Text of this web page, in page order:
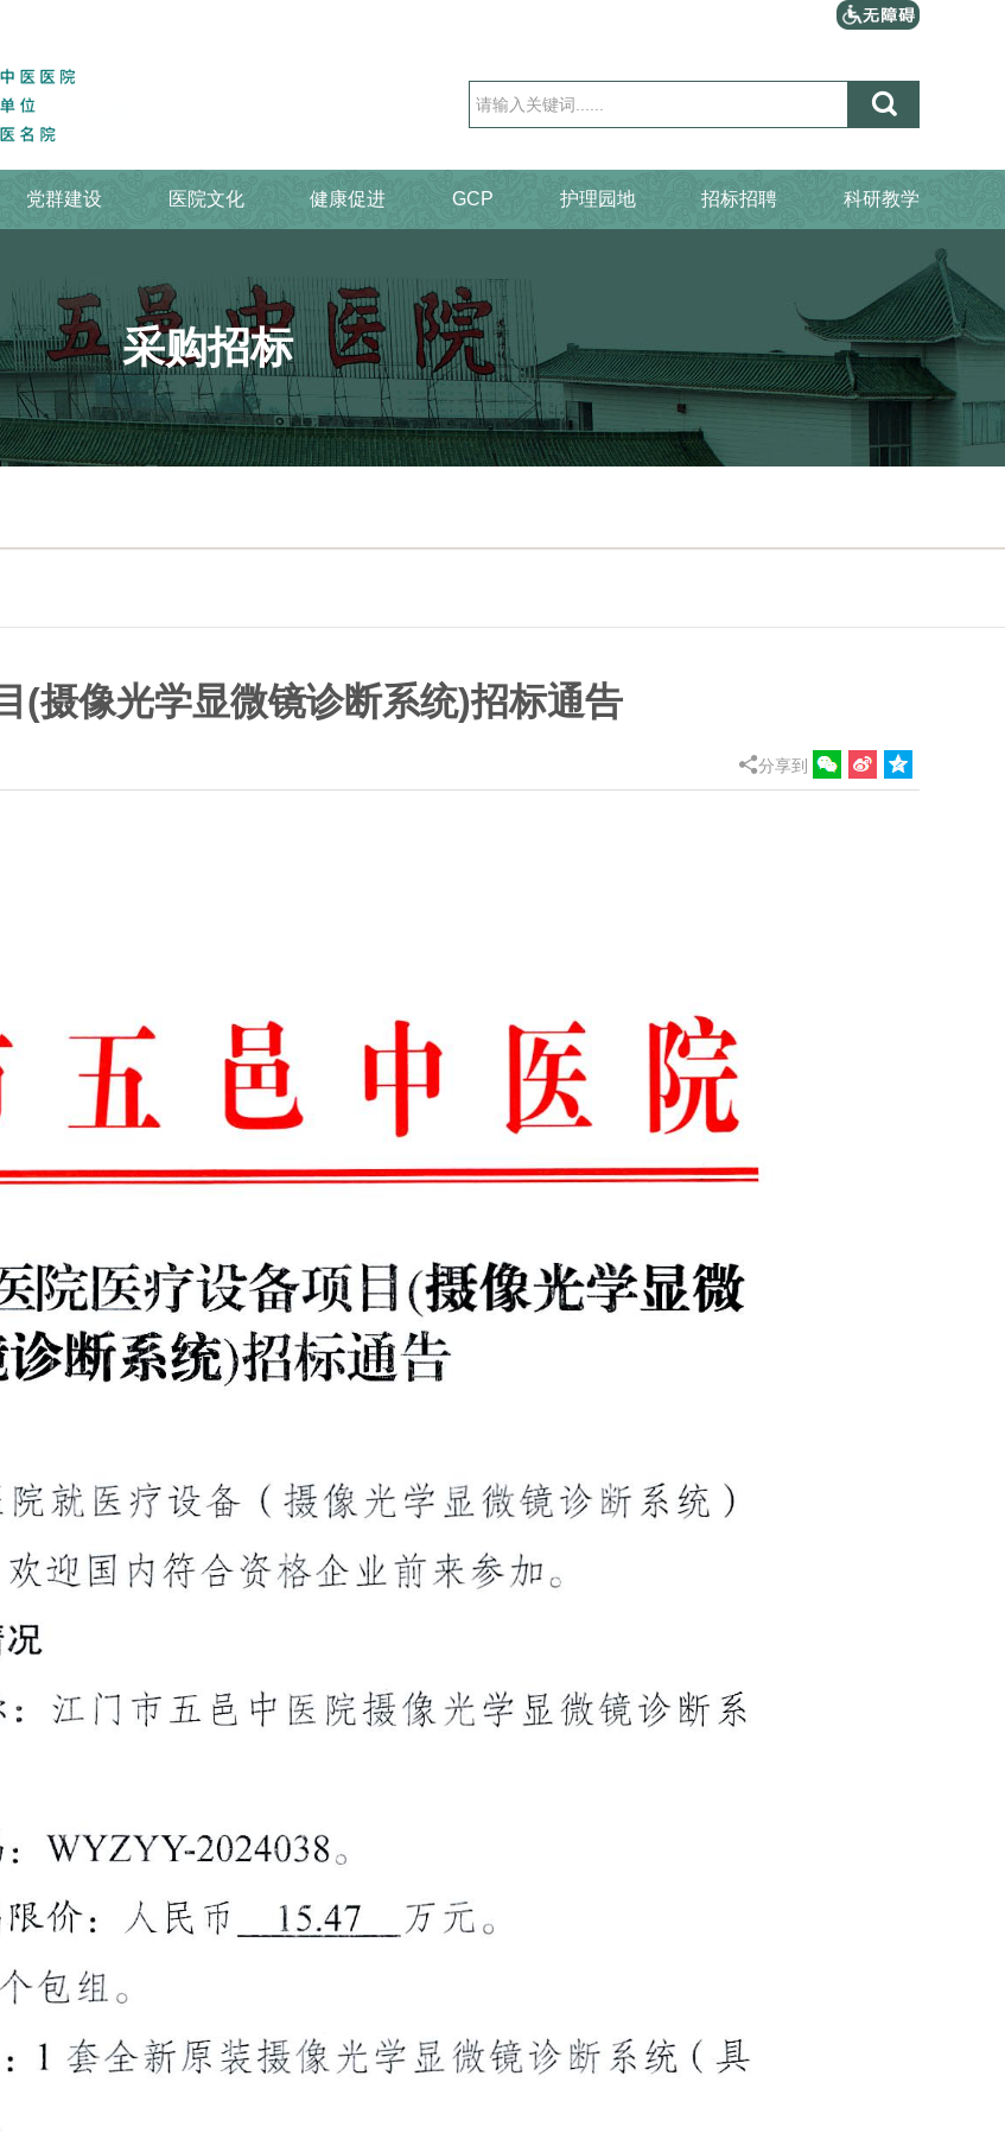

党群建设 医院文化 健康促进 GCP 护理园地 招标招聘 科研教学
采购招标
(摄像光学显微镜诊断系统)招标通告
分享到